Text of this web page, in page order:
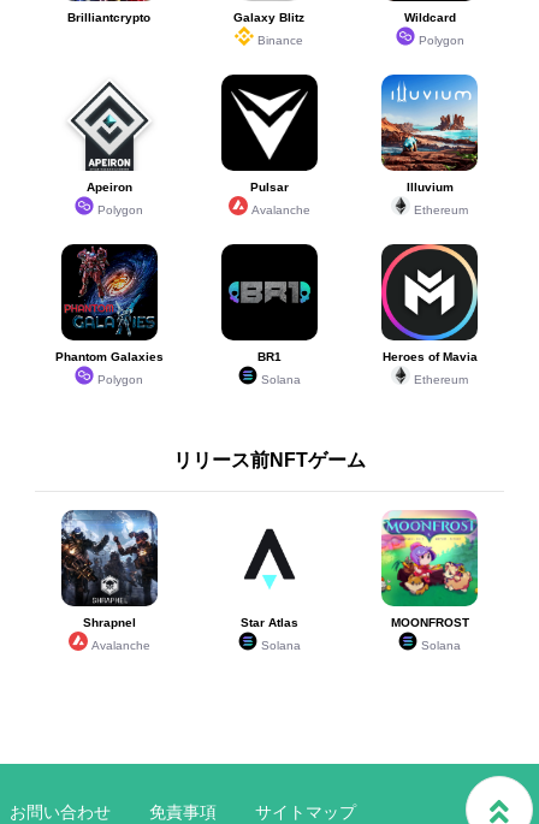
Brilliantcrypto
Galaxy Blitz
Binance
Wildcard
Polygon
Apeiron
Polygon
Pulsar
Avalanche
Illuvium
Ethereum
Phantom Galaxies
Polygon
BR1
Solana
Heroes of Mavia
Ethereum
リリース前NFTゲーム
Shrapnel
Avalanche
Star Atlas
Solana
MOONFROST
Solana
お問い合わせ 免責事項 サイトマップ